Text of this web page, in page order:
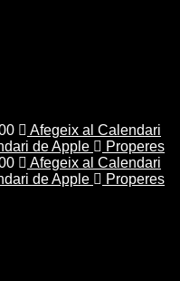
Afegeix al Calendari
de Apple
Properes
Afegeix al Calendari
de Apple Properes